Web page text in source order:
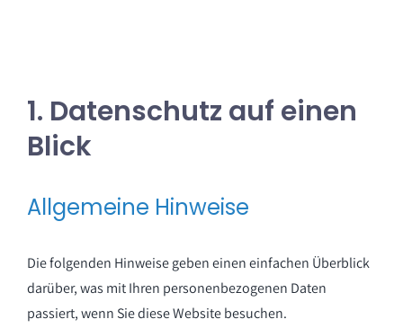
1. Datenschutz auf einen
Blick
Allgemeine Hinweise
Die folgenden Hinweise geben einen einfachen Überblick
darüber, was mit Ihren personenbezogenen Daten
passiert, wenn Sie diese Website besuchen.